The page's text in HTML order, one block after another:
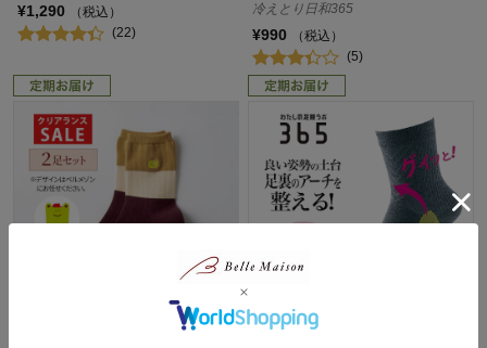
¥1,290
（税込）
(22)
冷えとり日和365
¥990
（税込）
(5)